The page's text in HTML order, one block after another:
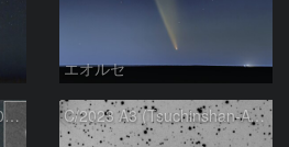
エオルセ
紫金山-アトラス彗星( C/2023A3 )：2025/09/16 C/2023 A3 (Tsuchinshan-ATLAS)